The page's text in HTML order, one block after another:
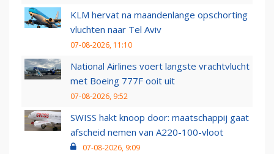
KLM hervat na maandenlange opschorting
vluchten naar Tel Aviv
07-08-2026, 11:10
National Airlines voert langste vrachtvlucht
met Boeing 777F ooit uit
07-08-2026, 9:52
SWISS hakt knoop door: maatschappij gaat
afscheid nemen van A220-100-vloot
07-08-2026, 9:09